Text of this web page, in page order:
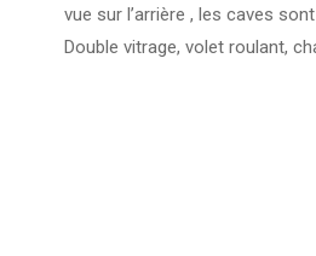
vue sur l’arrière , les caves
Double vitrage, volet roulant,